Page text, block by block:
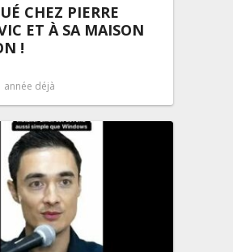
CHEZ PIERRE
ET À SA MAISON
!
année déjà